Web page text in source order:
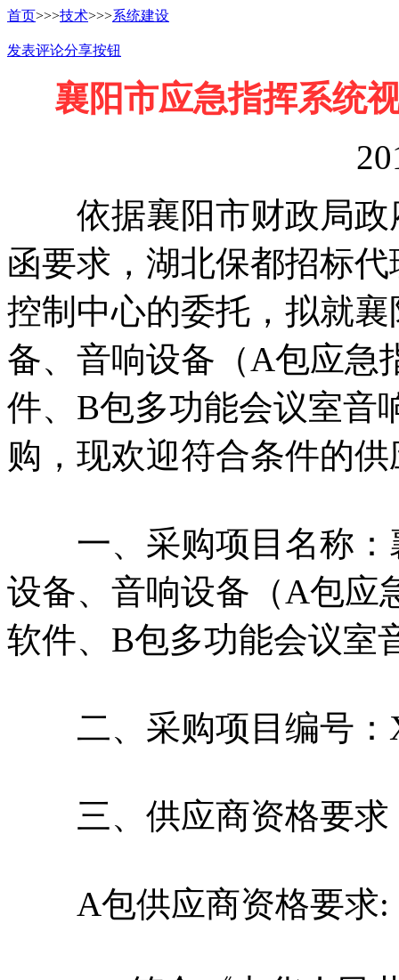
首页>>>技术>>>系统建设
发表评论分享按钮
襄阳市应急指挥系统
依据襄阳市财政局政
函要求，湖北保都招标
控制中心的委托，拟就
备、音响设备（A包应急
件、B包多功能会议室音
购，现欢迎符合条件的
一、采购项目名称：
设备、音响设备（A包应
软件、B包多功能会议室
二、采购项目编号：
三、供应商资格要求
A包供应商资格要求: